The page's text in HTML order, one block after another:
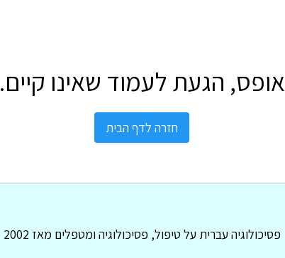
אופס, הגעת לעמוד שאינו קיים.
חזרה לדף הבית
פסיכולוגיה עברית על טיפול, פסיכולוגיה ומטפלים מאז 2002